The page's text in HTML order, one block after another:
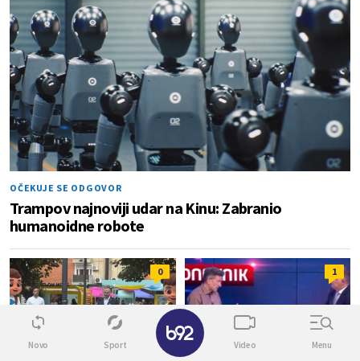
OČEKUJE SE ODGOVOR
Trampov najnoviji udar na Kinu: Zabranio
humanoidne robote
0 1
Novo Sport Video Menu
✕